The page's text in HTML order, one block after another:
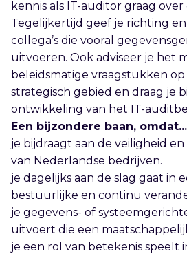
kennis als IT-auditor graag
Tegelijkertijd geef je richting
collega’s die vooral
uitvoeren. Ook adviseer je het
beleidsmatige vraagstukken
strategisch gebied en draag je
ontwikkeling van het IT-
Een bijzondere baan, omdat...
je bijdraagt aan de veiligheid
van Nederlandse bedrijven.
je dagelijks aan de slag gaat in
bestuurlijke en continu
je gegevens- of
uitvoert die een
je een rol van betekenis speelt